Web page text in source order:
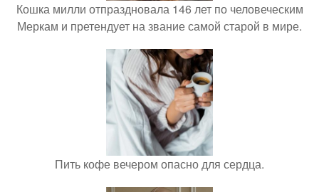
Кошка милли отпраздновала 146 лет по человеческим
Меркам и претендует на звание самой старой в мире.
Пить кофе вечером опасно для сердца.